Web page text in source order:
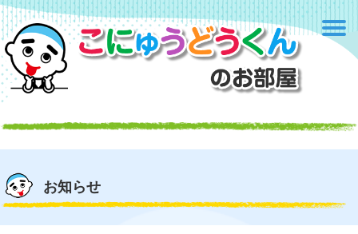
お知らせ